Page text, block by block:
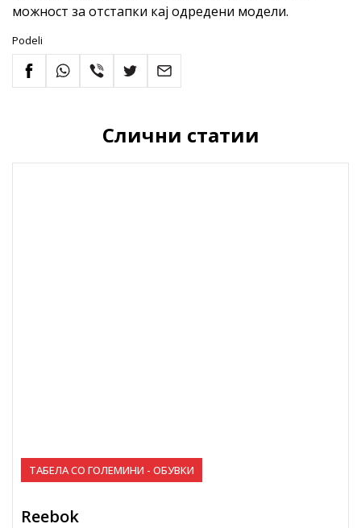
можност за отстапки кај одредени модели.
Podeli
Слични статии
ТАБЕЛА СО ГОЛЕМИНИ - ОБУВКИ
Reebok